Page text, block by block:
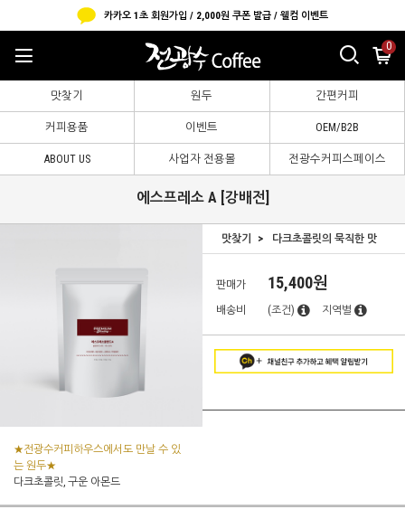
카카오 1초 회원가입 / 2,000원 쿠폰 발급 / 웰컴 이벤트
0
맛찾기 원두 간편커피
커피용품 이벤트 OEM/B2B
ABOUT US 사업자 전용몰 전광수커피스페이스
에스프레소 A [강배전]
★전광수커피하우스에서도 만날 수 있
는 원두★
다크초콜릿, 구운 아몬드
맛찾기 다크초콜릿의 묵직한 맛
판매가 15,400원
배송비 (조건) 지역별